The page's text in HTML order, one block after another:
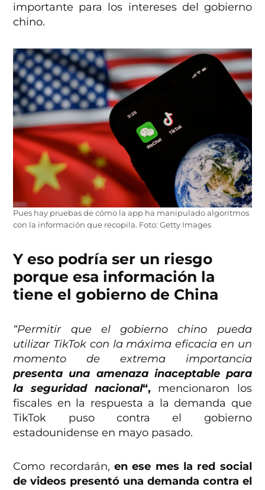
importante para los intereses del gobierno
chino.
Pues hay pruebas de cómo la app ha manipulado algoritmos
con la información que recopila. Foto: Getty Images
Y eso podría ser un riesgo
porque esa información la
tiene el gobierno de China
“Permitir que el gobierno chino pueda
utilizar TikTok con la máxima eficacia en un
momento de extrema importancia
presenta una amenaza inaceptable para
la seguridad nacional“, mencionaron los
fiscales en la respuesta a la demanda que
TikTok puso contra el gobierno
estadounidense en mayo pasado.
Como recordarán,en ese mes la red social
de videos presentó una demanda contra el